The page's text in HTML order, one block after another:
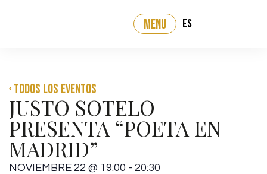
MENU ES
‹ Todos los eventos
JUSTO SOTELO
PRESENTA “POETA EN
MADRID”
NOVIEMBRE 22 @ 19:00 - 20:30